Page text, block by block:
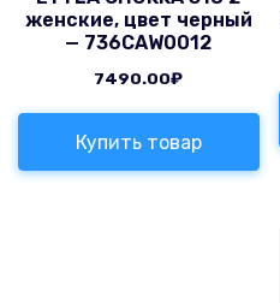
женские, цвет черный
— 736CAW0012
7490.00₽
Купить товар